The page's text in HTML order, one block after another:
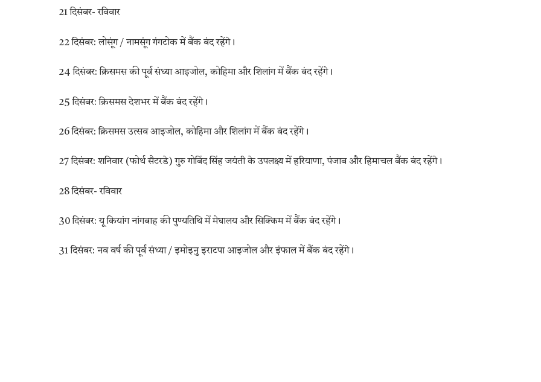
21 दिसंबर- रविवार
22 दिसंबर: लोसूंग / नामसूंग गंगटोक में बैंक बंद रहेंगे।
24 दिसंबर: क्रिसमस की पूर्व संध्या आइजोल, कोहिमा और शिलांग में बैंक बंद रहेंगे।
25 दिसंबर: क्रिसमस देशभर में बैंक बंद रहेंगे।
26 दिसंबर: क्रिसमस उत्सव आइजोल, कोहिमा और शिलांग में बैंक बंद रहेंगे।
27 दिसंबर: शनिवार (फोर्थ सैटरडे) गुरु गोबिंद सिंह जयंती के उपलक्ष्य में हरियाणा, पंजाब और हिमाचल बैंक बंद रहेंगे।
28 दिसंबर- रविवार
30 दिसंबर: यू कियांग नांगबाह की पुण्यतिथि में मेघालय और सिक्किम में बैंक बंद रहेंगे।
31 दिसंबर: नव वर्ष की पूर्व संध्या / इमोइनु इराटपा आइजोल और इंफाल में बैंक बंद रहेंगे।